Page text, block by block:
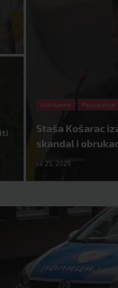
Izdvojeno Posljednje
Staša Košarac
skandal i
jul 25, 2026